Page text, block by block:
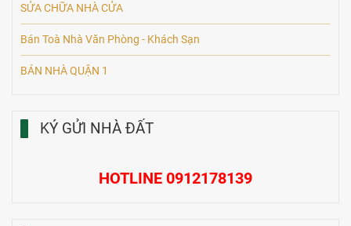
SỬA CHỮA NHÀ CỬA
Bán Toà Nhà Văn Phòng - Khách Sạn
BÁN NHÀ QUẬN 1
KÝ GỬI NHÀ ĐẤT
HOTLINE 0912178139